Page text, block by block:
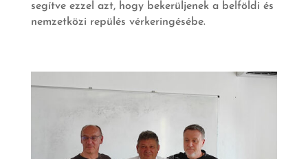
segítve ezzel azt, hogy bekerüljenek a belföldi és
nemzetközi repülés vérkeringésébe.